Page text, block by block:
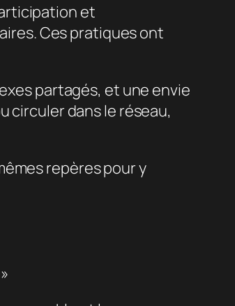
et
Ces pratiques ont
partagés, et une envie
circuler dans le réseau,
repères pour y